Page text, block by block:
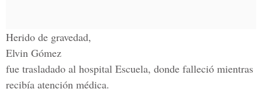
Herido de gravedad,
Elvin Gómez
fue trasladado al hospital Escuela, donde falleció mientras
recibía atención médica.